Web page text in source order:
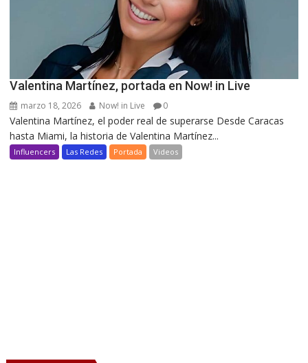
Valentina Martínez, portada en Now! in Live
marzo 18, 2026 Now! in Live 0
Valentina Martínez, el poder real de superarse Desde Caracas
hasta Miami, la historia de Valentina Martínez...
Influencers Las Redes Portada Videos